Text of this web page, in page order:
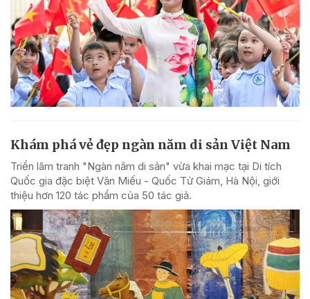
Khám phá vẻ đẹp ngàn năm di sản Việt Nam
Triển lãm tranh "Ngàn năm di sản" vừa khai mạc tại Di tích
Quốc gia đặc biệt Văn Miếu - Quốc Tử Giám, Hà Nội, giới
thiệu hơn 120 tác phẩm của 50 tác giả.